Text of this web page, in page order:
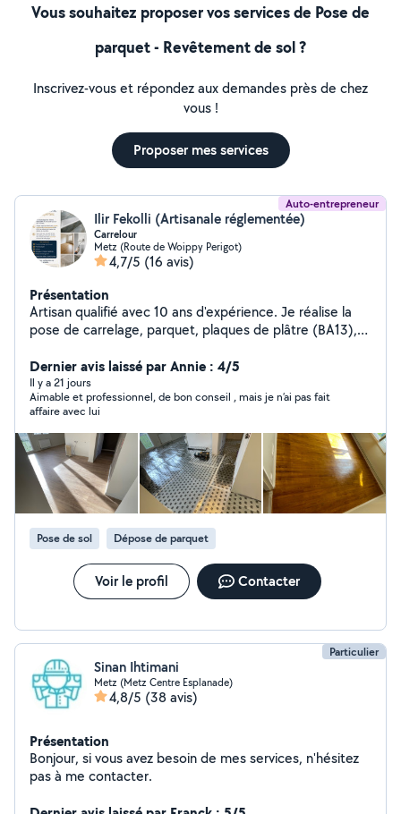
Vous souhaitez proposer vos services de Pose de
parquet - Revêtement de sol ?
Inscrivez-vous et répondez aux demandes près de chez
vous !
Proposer mes services
Auto-entrepreneur
Ilir Fekolli (Artisanale réglementée)
Carrelour
Metz (Route de Woippy Perigot)
4,7/5 (16 avis)
Présentation
Artisan qualifié avec 10 ans d'expérience. Je réalise la
pose de carrelage, parquet, plaques de plâtre (BA13),
devis gratuit et respect des délais.
Dernier avis laissé par Annie : 4/5
Il y a 21 jours
Aimable et professionnel, de bon conseil , mais je n’ai pas fait
affaire avec lui
Pose de sol Dépose de parquet
Voir le profil Contacter
Particulier
Sinan Ihtimani
Metz (Metz Centre Esplanade)
4,8/5 (38 avis)
Présentation
Bonjour, si vous avez besoin de mes services, n'hésitez
pas à me contacter.